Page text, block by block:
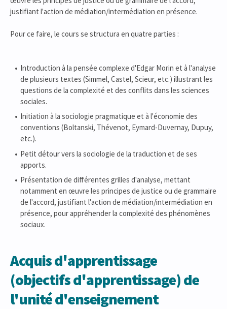
justifiant l'action de médiation/intermédiation en présence.
Pour ce faire, le cours se structura en quatre parties :
Introduction à la pensée complexe d'Edgar Morin et à l'analyse
de plusieurs textes (Simmel, Castel, Scieur, etc.) illustrant les
questions de la complexité et des conflits dans les sciences
sociales.
Initiation à la sociologie pragmatique et à l'économie des
conventions (Boltanski, Thévenot, Eymard-Duvernay, Dupuy,
etc.).
Petit détour vers la sociologie de la traduction et de ses
apports.
Présentation de différentes grilles d'analyse, mettant
notamment en œuvre les principes de justice ou de grammaire
de l'accord, justifiant l'action de médiation/intermédiation en
présence, pour appréhender la complexité des phénomènes
sociaux.
Acquis d'apprentissage
(objectifs d'apprentissage) de
l'unité d'enseignement